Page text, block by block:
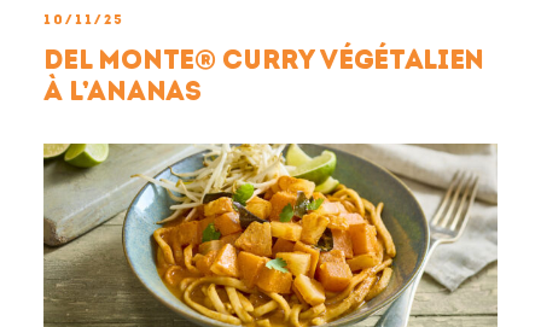
10/11/25
Del Monte® curry végétalien
à l’ananas